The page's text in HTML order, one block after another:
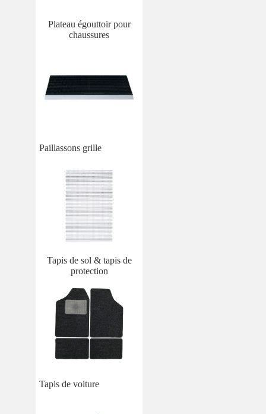
Plateau égouttoir pour
chaussures
Paillassons grille
Tapis de sol & tapis de
protection
Tapis de voiture